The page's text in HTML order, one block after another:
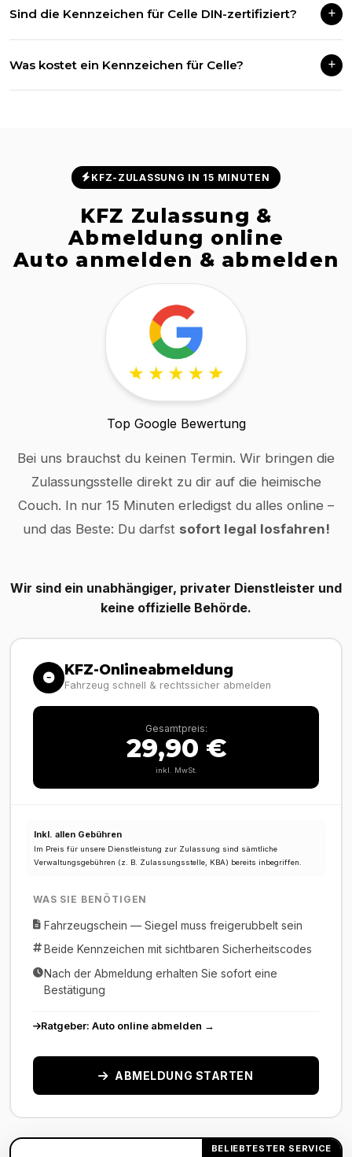
Zulassungsbezirke, inklusive Celle, per DHL in 1–3 Werktagen.
Sind die Kennzeichen für Celle DIN-zertifiziert?
gültigen DIN-Norm und sind für alle deutschen
Zulassungsstellen zugelassen.
Was kostet ein Kennzeichen für Celle?
KFZ-ZULASSUNG IN 15 MINUTEN
KFZ Zulassung &
Abmeldung online
Auto anmelden & abmelden
Top Google Bewertung
Bei uns brauchst du keinen Termin. Wir bringen die
Zulassungsstelle direkt zu dir auf die heimische
Couch. In nur 15 Minuten erledigst du alles online –
und das Beste: Du darfst sofort legal losfahren!
Wir sind ein unabhängiger, privater Dienstleister und
keine offizielle Behörde.
KFZ-Onlineabmeldung
Fahrzeug schnell & rechtssicher abmelden
Gesamtpreis:
29,90 €
inkl. MwSt.
Inkl. allen Gebühren
Im Preis für unsere Dienstleistung zur Zulassung sind sämtliche
Verwaltungsgebühren (z. B. Zulassungsstelle, KBA) bereits inbegriffen.
WAS SIE BENÖTIGEN
Fahrzeugschein — Siegel muss freigerubbelt sein
Beide Kennzeichen mit sichtbaren Sicherheitscodes
Nach der Abmeldung erhalten Sie sofort eine
Bestätigung
Ratgeber: Auto online abmelden →
ABMELDUNG STARTEN
BELIEBTESTER SERVICE